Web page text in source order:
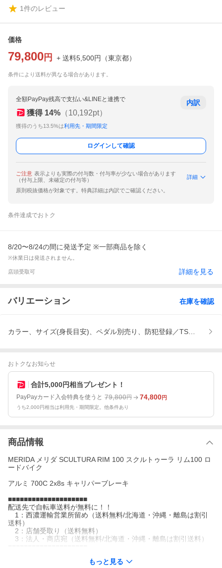
1件のレビュー
価格
79,800 円 + 送料5,500円 （東京都）
条件により送料が異なる場合があります。
全額PayPay残高で支払い&LINEと連携で
獲得 14% （10,192pt）
獲得のうち13.5%は利用先・期間限定
内訳
ログインして確認
ご注意 表示よりも実際の付与数・付与率が少ない場合があります
（付与上限、未確定の付与等）
詳細
原則税抜価格が対象です。特典詳細は内訳でご確認ください。
条件達成でおトク
8/20〜8/24の間に発送予定 ※一部商品を除く
※休業日は発送されません。
店頭受取可 詳細を見る
バリエーション 在庫を確認
カラー、サイズ(身長目安)、ペダル別売り、防犯登録／TSマーク／
おトクなお知らせ
合計5,000円相当プレゼント！
PayPayカード入会特典を使うと 79,800円 74,800円
うち2,000円相当は利用先・期間限定。他条件あり
商品情報
MERIDA メリダ SCULTURA RIM 100 スクルトゥーラ リム100 ロ
ードバイク
アルミ 700C 2x8s キャリパーブレーキ
■■■■■■■■■■■■■■■■■■■■
配送先で自転車送料が無料に！！
1：西濃運輸営業所留め（送料無料/北海道・沖縄・離島は割引
送料）
2：店舗受取り（送料無料）
3：法人・商店宛（送料無料/北海道・沖縄・離島は割引送料）
もっと見る